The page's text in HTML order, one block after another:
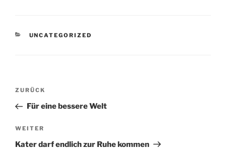
KATEGORIEN
UNCATEGORIZED
Beitragsnavigation
Vorheriger
Beitrag
ZURÜCK
Für eine bessere Welt
Nächster
Beitrag
WEITER
Kater darf endlich zur Ruhe kommen